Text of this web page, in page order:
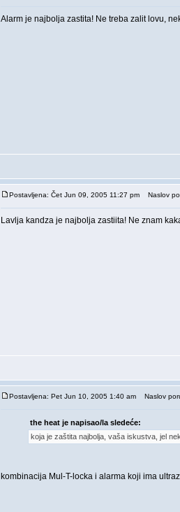
Alarm je najbolja zastita! Ne treba zalit lovu,
Postavljena: Čet Jun 09, 2005 11:27 pm Naslov
Lavlja kandza je najbolja zastiita! Ne znam
Postavljena: Pet Jun 10, 2005 1:40 am Naslov
the heat je napisao/la sledeće:
koja je zaštita najbolja, vaša iskustva, jel
kombinacija Mul-T-locka i alarma koji ima